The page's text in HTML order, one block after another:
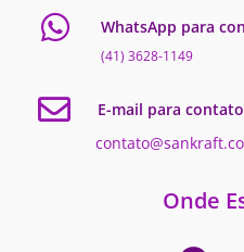
WhatsApp para
(41) 3628-1149
E-mail para contato
Onde